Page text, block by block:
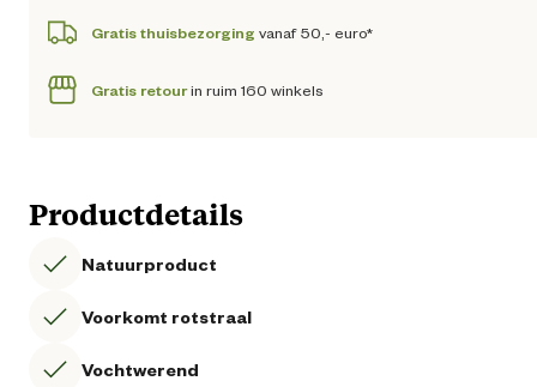
Gratis thuisbezorging vanaf 50,- euro*
Gratis retourin ruim 160 winkels
Productdetails
Natuurproduct
Voorkomt rotstraal
Vochtwerend